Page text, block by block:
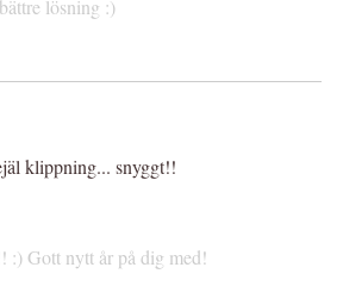
lösning :)
klippning... snyggt!!
:) Gott nytt år på dig med!